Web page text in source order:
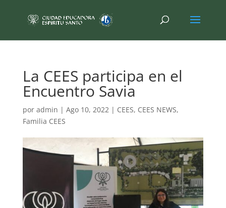
La CEES participa en el
Encuentro Savia
por admin | Ago 10, 2022| CEES, CEES NEWS,
Familia CEES